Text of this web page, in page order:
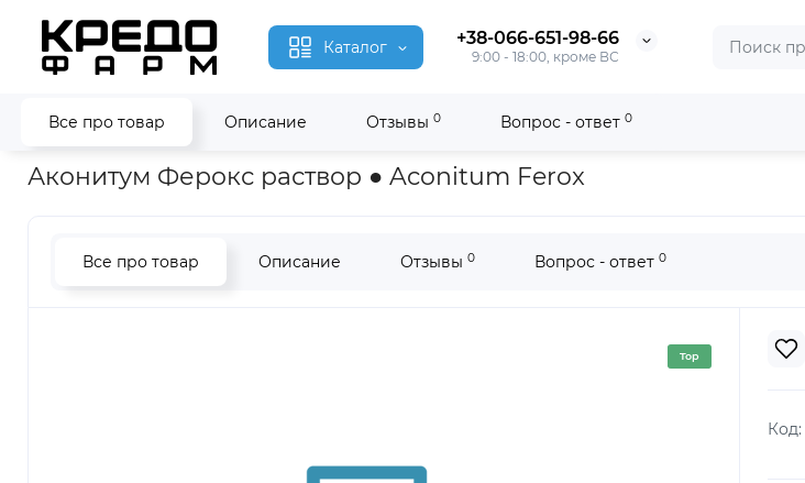
Каталог +38-066-651-98-66
9:00 - 18:00, кроме ВС
Все про товар Описание Отзывы 0 Вопрос - ответ 0
Главная Гомеопатия Аконитум Ферокс ● Aconitum Ferox
Аконитум Ферокс раствор ● Aconitum Ferox
Все про товар Описание Отзывы 0 Вопрос - ответ 0
Top
Код: